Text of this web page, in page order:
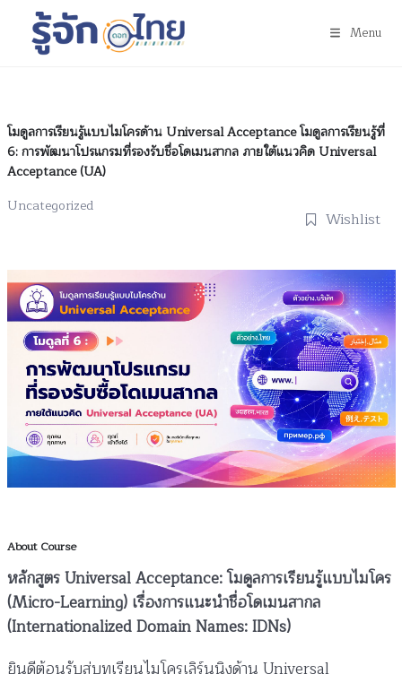
Menu
โมดูลการเรียนรู้แบบไมโครด้าน Universal Acceptance โมดูลการเรียนรู้ที่
6: การพัฒนาโปรแกรมที่รองรับชื่อโดเมนสากล ภายใต้แนวคิด Universal
Acceptance (UA)
Uncategorized
Wishlist
About Course
หลักสูตร Universal Acceptance: โมดูลการเรียนรู้แบบไมโคร
(Micro-Learning) เรื่องการแนะนำชื่อโดเมนสากล
(Internationalized Domain Names: IDNs)